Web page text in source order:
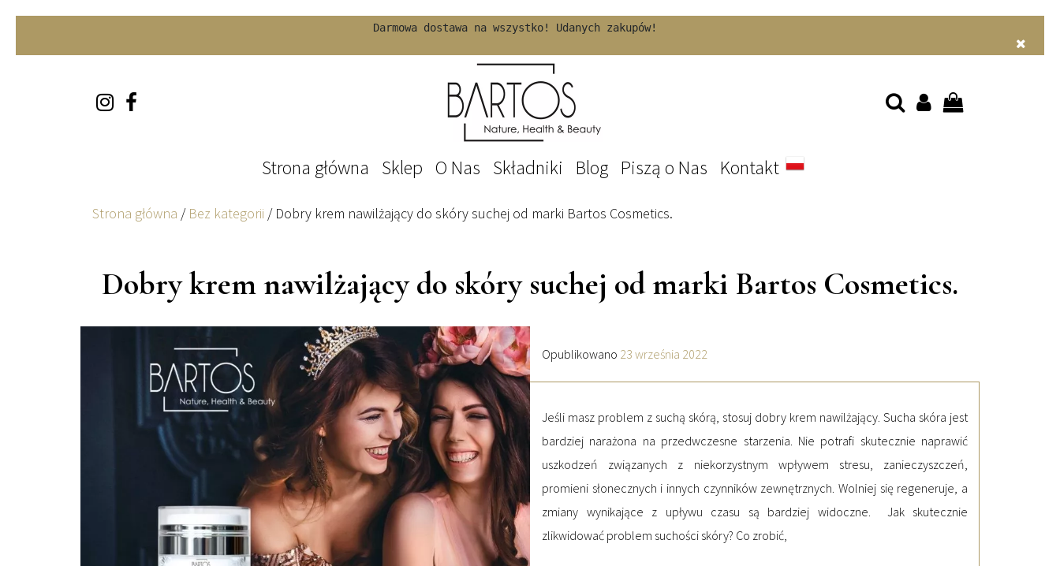
Darmowa dostawa na wszystko! Udanych zakupów!
Strona główna Sklep O Nas Składniki Blog Piszą o Nas Kontakt
Strona główna / Bez kategorii / Dobry krem nawilżający do skóry suchej od marki Bartos Cosmetics.
Dobry krem nawilżający do skóry suchej od marki Bartos Cosmetics.
Opublikowano 23 września 2022
Jeśli masz problem z suchą skórą, stosuj dobry krem nawilżający. Sucha skóra jest
bardziej narażona na przedwczesne starzenia. Nie potrafi skutecznie naprawić
uszkodzeń związanych z niekorzystnym wpływem stresu, zanieczyszczeń,
promieni słonecznych i innych czynników zewnętrznych. Wolniej się regeneruje, a
zmiany wynikające z upływu czasu są bardziej widoczne. Jak skutecznie
zlikwidować problem suchości skóry? Co zrobić,